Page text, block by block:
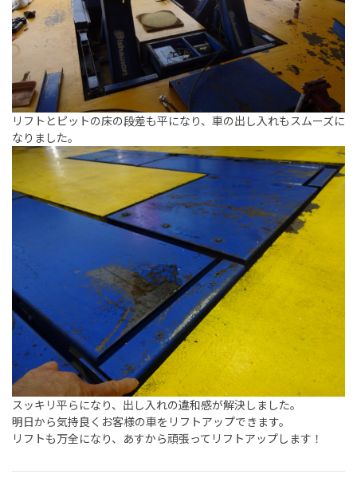
リフトとピットの床の段差も平になり、車の出し入れもスムーズに
なりました。
スッキリ平らになり、出し入れの違和感が解決しました。
明日から気持良くお客様の車をリフトアップできます。
リフトも万全になり、あすから頑張ってリフトアップします！